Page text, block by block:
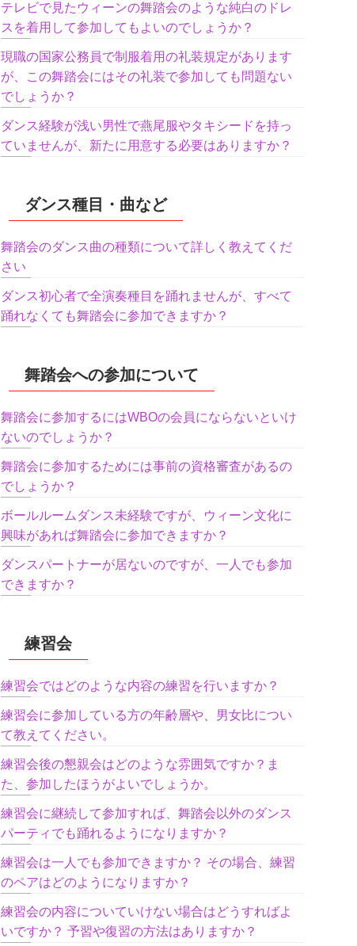
テレビで見たウィーンの舞踏会のような純白のドレ
スを着用して参加してもよいのでしょうか？
現職の国家公務員で制服着用の礼装規定があります
が、この舞踏会にはその礼装で参加しても問題ない
でしょうか？
ダンス経験が浅い男性で燕尾服やタキシードを持っ
ていませんが、新たに用意する必要はありますか？
ダンス種目・曲など
舞踏会のダンス曲の種類について詳しく教えてくだ
さい
ダンス初心者で全演奏種目を踊れませんが、すべて
踊れなくても舞踏会に参加できますか？
舞踏会への参加について
舞踏会に参加するにはWBOの会員にならないといけ
ないのでしょうか？
舞踏会に参加するためには事前の資格審査があるの
でしょうか？
ボールルームダンス未経験ですが、ウィーン文化に
興味があれば舞踏会に参加できますか？
ダンスパートナーが居ないのですが、一人でも参加
できますか？
練習会
練習会ではどのような内容の練習を行いますか？
練習会に参加している方の年齢層や、男女比につい
て教えてください。
練習会後の懇親会はどのような雰囲気ですか？ま
た、参加したほうがよいでしょうか。
練習会に継続して参加すれば、舞踏会以外のダンス
パーティでも踊れるようになりますか？
練習会は一人でも参加できますか？ その場合、練習
のペアはどのようになりますか？
練習会の内容についていけない場合はどうすればよ
いですか？ 予習や復習の方法はありますか？